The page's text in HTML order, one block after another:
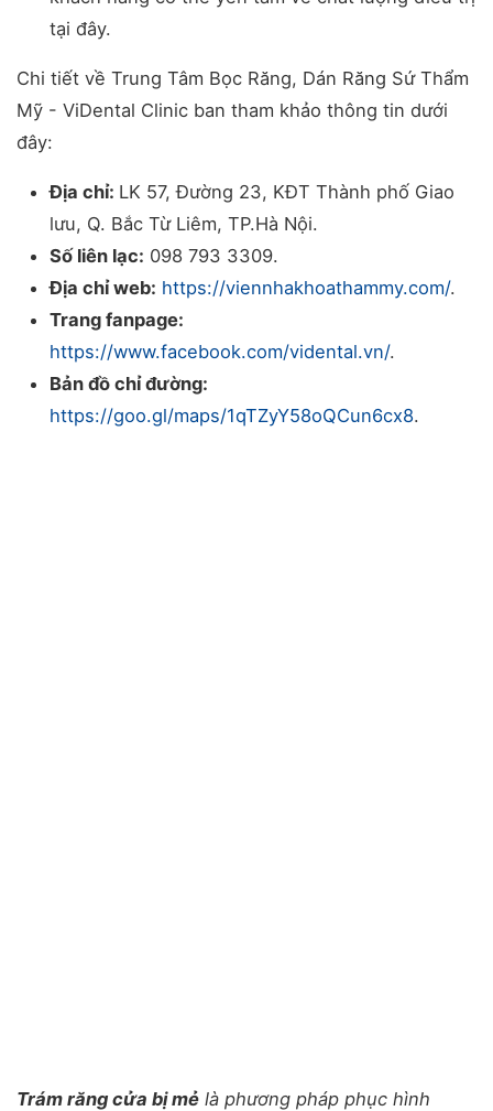
tại đây.
Chi tiết về Trung Tâm Bọc Răng, Dán Răng Sứ Thẩm
Mỹ - ViDental Clinic ban tham khảo thông tin dưới
đây:
Địa chỉ: LK 57, Đường 23, KĐT Thành phố Giao
lưu, Q. Bắc Từ Liêm, TP.Hà Nội.
Số liên lạc: 098 793 3309.
Địa chỉ web: https://viennhakhoathammy.com/.
Trang fanpage:
https://www.facebook.com/vidental.vn/.
Bản đồ chỉ đường:
https://goo.gl/maps/1qTZyY58oQCun6cx8.
Trám răng cửa bị mẻ là phương pháp phục hình